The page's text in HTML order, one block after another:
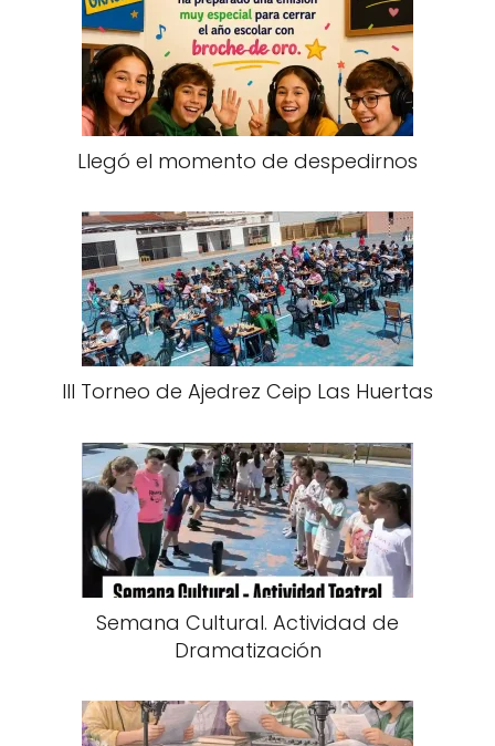
Llegó el momento de despedirnos
III Torneo de Ajedrez Ceip Las Huertas
Semana Cultural. Actividad de
Dramatización